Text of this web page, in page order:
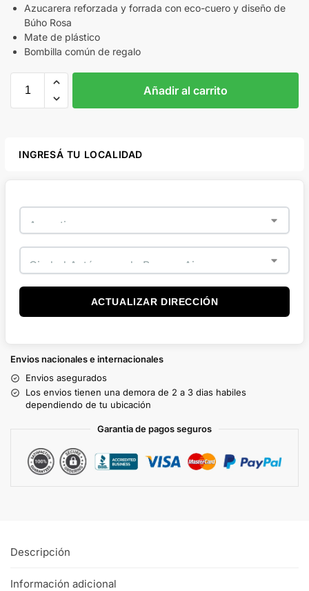
Azucarera reforzada y forrada con eco-cuero y diseño de
Búho Rosa
Mate de plástico
Bombilla común de regalo
Añadir al carrito
INGRESÁ TU LOCALIDAD
ACTUALIZAR DIRECCIÓN
Envios nacionales e internacionales
Envios asegurados
Los envios tienen una demora de 2 a 3 dias habiles
dependiendo de tu ubicación
Garantia de pagos seguros
Descripción
Información adicional